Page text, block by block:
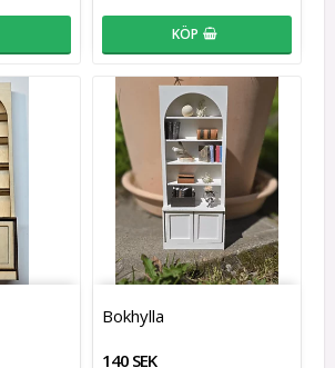
KÖP
Bokhylla
140 SEK